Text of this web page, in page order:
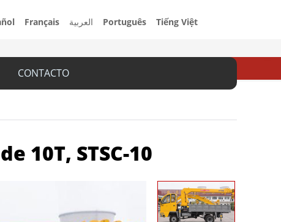
Français العربية Português Tiếng Việt
CONTACTO
10T, STSC-10